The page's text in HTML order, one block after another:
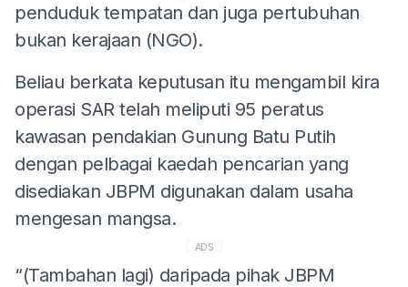
penduduk tempatan dan juga pertubuhan
bukan kerajaan (NGO).
Beliau berkata keputusan itu mengambil kira
operasi SAR telah meliputi 95 peratus
kawasan pendakian Gunung Batu Putih
dengan pelbagai kaedah pencarian yang
disediakan JBPM digunakan dalam usaha
mengesan mangsa.
ADS
“(Tambahan lagi) daripada pihak JBPM